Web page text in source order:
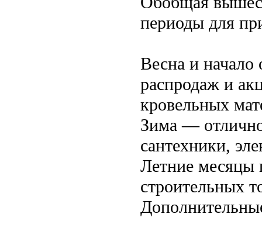
периоды для
Весна и
распродаж и
кровельных
Зима —
сантехники,
Летние месяцы
строительных